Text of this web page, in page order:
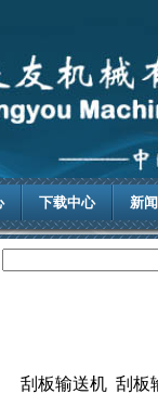
下载中心 新
刮板输送机 刮板